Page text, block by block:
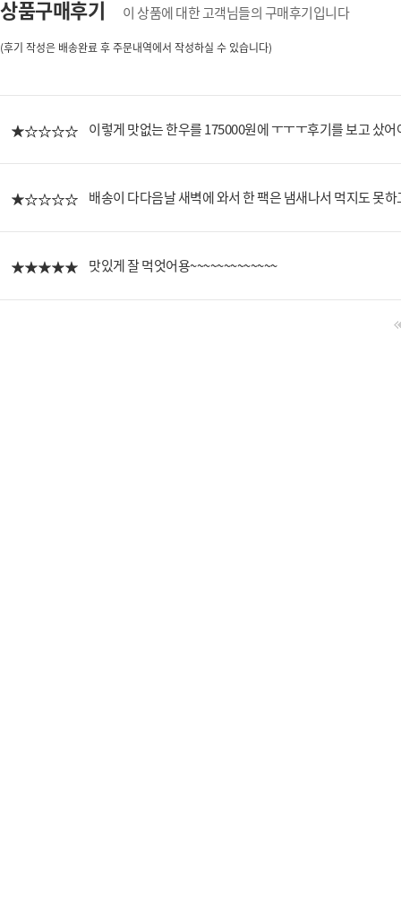
상품구매후기 이 상품에 대한 고객님들의 구매후기입니다
(후기 작성은 배송완료 후 주문내역에서 작성하실 수 있습니다)
이렇게 맛없는 한우를 175000원에 ㅜㅜㅜ후기를 보고 샀어
배송이 다다음날 새벽에 와서 한 팩은 냄새나서 먹지도 못
맛있게 잘 먹엇어용~~~~~~~~~~~~~